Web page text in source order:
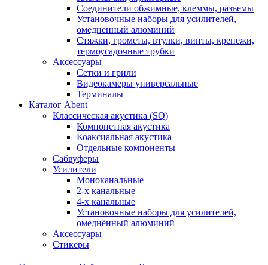
Соединители обжимные, клеммы, разъемы
Установочные наборы для усилителей,
омеднённый алюминий
Стяжки, грометы, втулки, винты, крепежи,
термоусадочные трубки
Аксессуары
Сетки и грили
Видеокамеры универсальные
Терминалы
Каталог Abent
Классическая акустика (SQ)
Компонетная акустика
Коаксиальная акустика
Отдельные компоненты
Сабвуферы
Усилители
Моноканальные
2-х канальные
4-х канальные
Установочные наборы для усилителей,
омеднённый алюминий
Аксессуары
Стикеры